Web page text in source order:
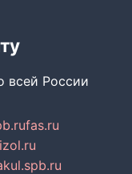
всей России
fas.ru